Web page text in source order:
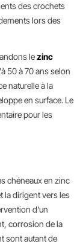
des crochets
lors des
lezinc
50 à 70 ans selon
naturelle à la
en surface. Le
pour les
chéneaux en zinc
la dirigent vers les
d'un
corrosion de la
sont autant de